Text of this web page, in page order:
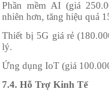
Phần mềm AI (giá
nhiên hơn, tăng hiệu quả
Thiết bị 5G giá rẻ
lý.
Ứng dụng IoT (giá
7.4. Hỗ Trợ Kinh Tế